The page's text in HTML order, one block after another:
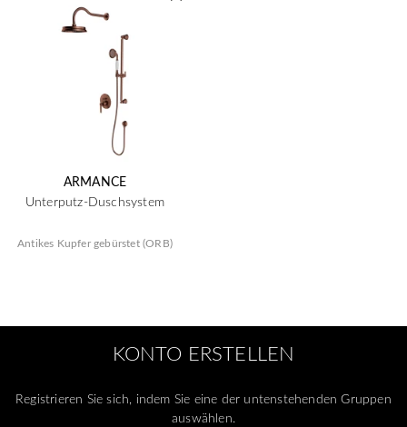
ARMANCE
Unterputz-Duschsystem
Antikes Kupfer gebürstet (ORB)
KONTO ERSTELLEN
Registrieren Sie sich, indem Sie eine der untenstehenden Gruppen
auswählen.